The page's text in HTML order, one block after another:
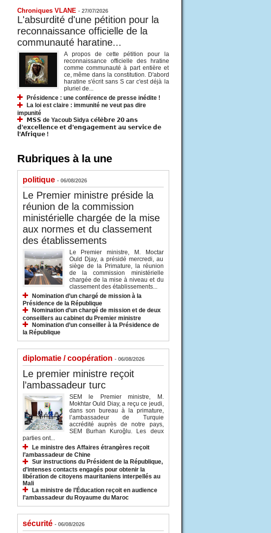
Chroniques VLANE - 27/07/2026
L'absurdité d'une pétition pour la
reconnaissance officielle de la
communauté haratine...
A propos de cette pétition pour la
reconnaissance officielle des hratine
comme communauté à part entière et
ce, même dans la constitution. D'abord
haratine s'écrit sans S car c'est déjà la
pluriel de...
Présidence : une conférence de presse inédite !
La loi est claire : immunité ne veut pas dire
impunité
𝗠𝗦𝗦 de Yacoub Sidya 𝗰𝗲́𝗹𝗲̀𝗯𝗿𝗲 𝟮𝟬 𝗮𝗻𝘀
𝗱’𝗲𝘅𝗰𝗲𝗹𝗹𝗲𝗻𝗰𝗲 𝗲𝘁 𝗱’𝗲𝗻𝗴𝗮𝗴𝗲𝗺𝗲𝗻𝘁 𝗮𝘂 𝘀𝗲𝗿𝘃𝗶𝗰𝗲 𝗱𝗲
𝗹’𝗔𝗳𝗿𝗶𝗾𝘂𝗲 !
Rubriques à la une
politique - 06/08/2026
Le Premier ministre préside la
réunion de la commission
ministérielle chargée de la mise
aux normes et du classement
des établissements
Le Premier ministre, M. Moctar
Ould Djay, a présidé mercredi, au
siège de la Primature, la réunion
de la commission ministérielle
chargée de la mise à niveau et du
classement des établissements...
Nomination d’un chargé de mission à la
Présidence de la République
Nomination d’un chargé de mission et de deux
conseillers au cabinet du Premier ministre
Nomination d’un conseiller à la Présidence de
la République
diplomatie / coopération - 06/08/2026
Le premier ministre reçoit
l’ambassadeur turc
SEM le Premier ministre, M.
Mokhtar Ould Diay, a reçu ce jeudi,
dans son bureau à la primature,
l’ambassadeur de Turquie
accrédité auprès de notre pays,
SEM Burhan Kuroğlu. Les deux
parties ont...
Le ministre des Affaires étrangères reçoit
l’ambassadeur de Chine
Sur instructions du Président de la République,
d’intenses contacts engagés pour obtenir la
libération de citoyens mauritaniens interpellés au
Mali
La ministre de l’Éducation reçoit en audience
l’ambassadeur du Royaume du Maroc
sécurité - 06/08/2026